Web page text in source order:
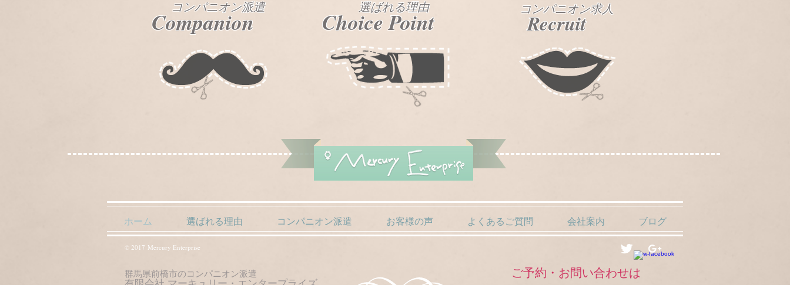
Companion
コンパニオン派遣 Choice Point
​選ばれる理由
Recruit
コンパニオン求人
ホーム 選ばれる理由 コンパニオン派遣 お客様の声 よくあるご質問 会社案内 ブログ
© 2017 Mercury Enterprise
群馬県前橋市のコンパニオン派遣 ご予約・お問い合わせは